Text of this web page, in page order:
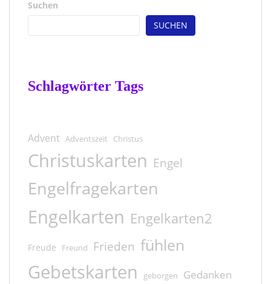
Suchen
SUCHEN
Schlagwörter Tags
Advent Adventszeit Christus
Christuskarten Engel
Engelfragekarten
Engelkarten Engelkarten2
Freude Freund Frieden fühlen
Gebetskarten geborgen Gedanken